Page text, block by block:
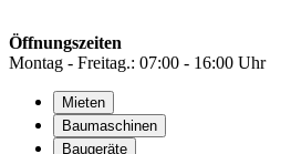
Öffnungszeiten
Montag - Freitag.: 07:00 - 16:00 Uhr
Mieten
Baumaschinen
Baugeräte